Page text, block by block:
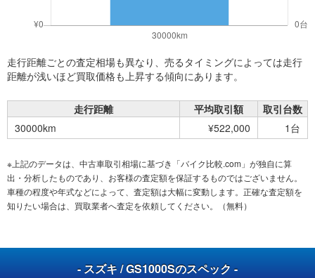
走行距離ごとの査定相場も異なり、売るタイミングによっては走行
距離が浅いほど買取価格も上昇する傾向にあります。
走行距離 平均取引額
取引台数
30000km
¥522,000 1台
※上記のデータは、中古車取引相場に基づき「バイク比較.com」が独自に算
出・分析したものであり、お客様の査定額を保証するものではございません。
車種の程度や年式などによって、査定額は大幅に変動します。正確な査定額を
知りたい場合は、買取業者へ査定を依頼してください。（無料）
- スズキ / GS1000Sのスペック -